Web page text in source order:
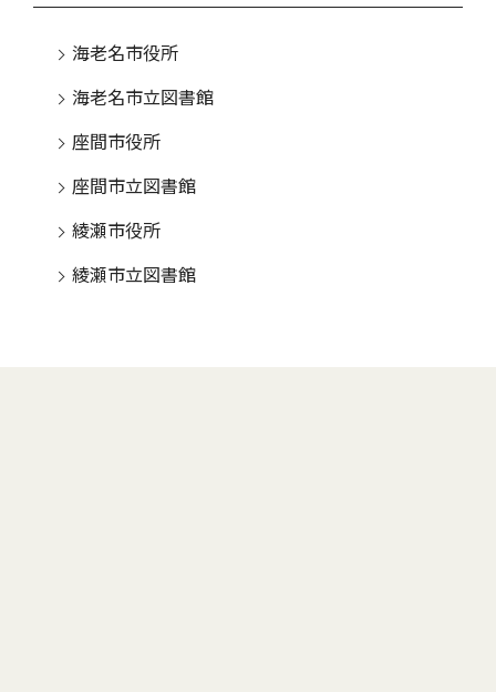
海老名市役所
海老名市立図書館
座間市役所
座間市立図書館
綾瀬市役所
綾瀬市立図書館